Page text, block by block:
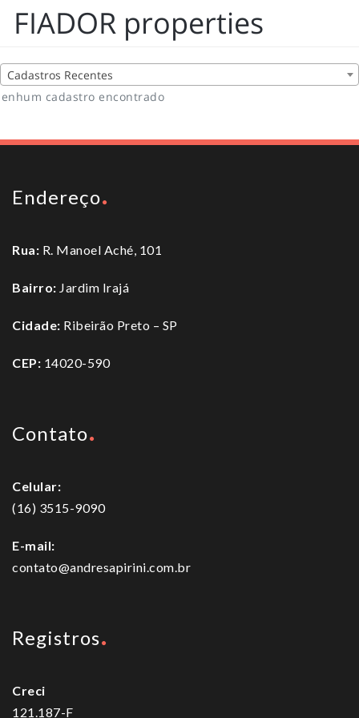
FIADOR properties
Cadastros Recentes
cadastro encontrado
Endereço
Rua: R. Manoel Aché, 101
Bairro: Jardim Irajá
Cidade: Ribeirão Preto – SP
CEP: 14020-590
Contato
Celular:
(16) 3515-9090
E-mail:
contato@andresapirini.com.br
Registros
Creci
121.187-F